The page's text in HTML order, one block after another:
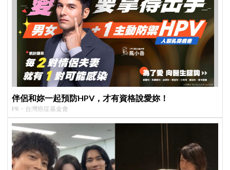
伴侶和妳一起預防HPV，才有資格說愛妳！
PR・台灣癌症基金會